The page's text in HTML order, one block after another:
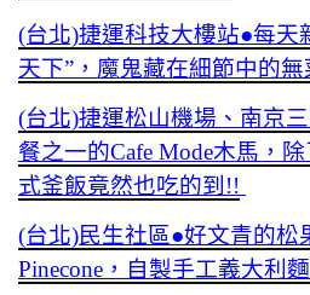
(台北)捷運科技大樓站●每天
天下”，魔鬼藏在細節中的
(台北)捷運松山機場、南京
餐之一的Cafe Mode木馬，
式釜飯竟然也吃的到!!
(台北)民生社區●好文青的松
Pinecone，自製手工義大利